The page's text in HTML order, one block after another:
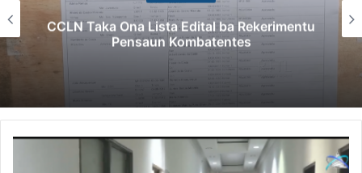
CCLN Taka Ona Lista Edital ba Rekerimentu
Pensaun Kombatentes